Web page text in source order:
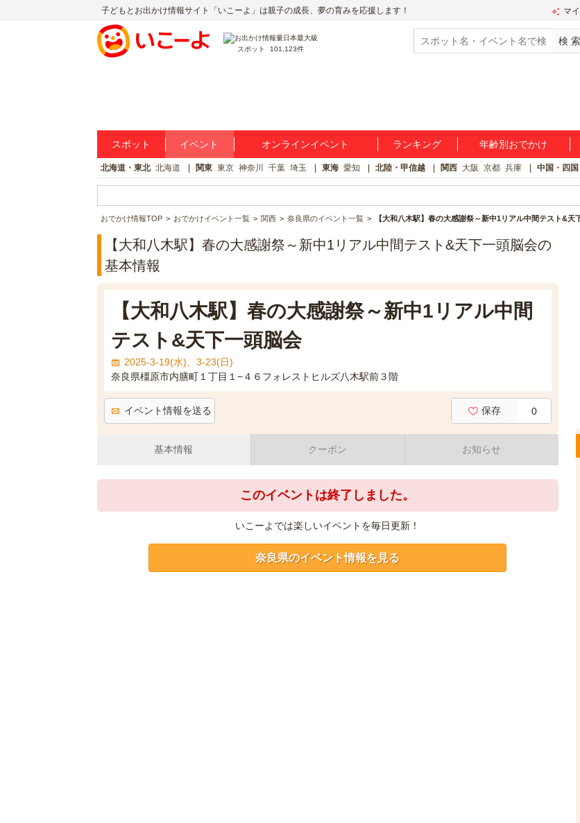
子どもとお出かけ情報サイト「いこーよ」は親子の成長、夢の育みを応援します！ マ
スポット 101,123件
スポット イベント オンラインイベント ランキング 年齢別おでかけ
北海道・東北 北海道 関東 東京 神奈川 千葉 埼玉 東海 愛知 北陸・甲信越 関西 大阪 京都 兵庫 中国・四国
おでかけ情報TOP おでかけイベント一覧 関西 奈良県のイベント一覧 【大和八木駅】春の大感謝祭～新中1リアル中間テスト&天
【大和八木駅】春の大感謝祭～新中1リアル中間テスト&天下一頭脳会の
基本情報
【大和八木駅】春の大感謝祭～新中1リアル中間
テスト&天下一頭脳会
2025-3-19(水)、3-23(日)
奈良県橿原市内膳町１丁目１−４６フォレストヒルズ八木駅前３階
イベント情報を送る 保存 0
基本情報 クーポン お知らせ
このイベントは終了しました。
いこーよでは楽しいイベントを毎日更新！
奈良県のイベント情報を見る